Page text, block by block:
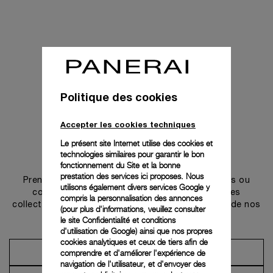
Prendre contact
Prenez rendez-vous dans l’une de nos boutiques ou
contactez notre conciergerie pour découvrir les
collections et bénéficier des conseils ou services de nos
ambassadeurs.
Prendre un rendez-vous
Politique des cookies
Accepter les cookies techniques
Le présent site Internet utilise des cookies et
technologies similaires pour garantir le bon
fonctionnement du Site et la bonne
prestation des services ici proposes. Nous
utilisons également divers services Google y
compris la personnalisation des annonces
(pour plus d'informations, veuillez consulter
le site Confidentialité et conditions
d'utilisation de Google) ainsi que nos propres
cookies analytiques et ceux de tiers afin de
comprendre et d'améliorer l'expérience de
navigation de l'utilisateur, et d'envoyer des